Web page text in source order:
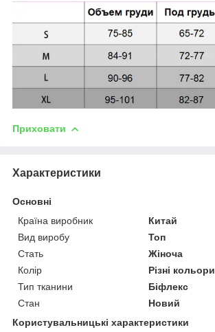
Приховати
Характеристики
Основні
Країна виробник
Китай
Вид виробу
Топ
Стать
Жіноча
Колір
Різні кольори
Тип тканини
Біфлекс
Стан
Новий
Користувальницькі характеристики